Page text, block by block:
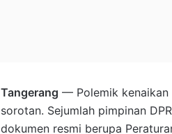
Tangerang — Polemik kenaikan
sorotan. Sejumlah pimpinan
dokumen resmi berupa